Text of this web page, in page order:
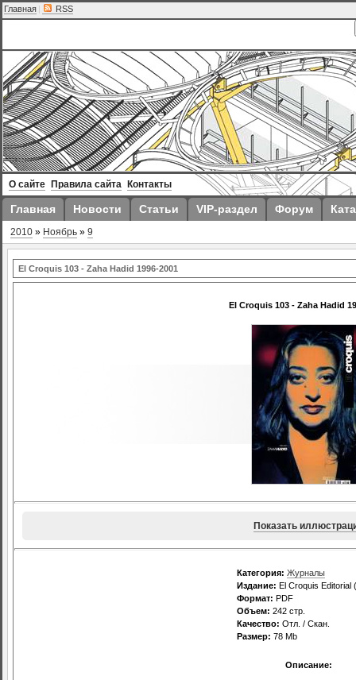
Главная | RSS
О сайте Правила сайта Контакты
Главная Новости Статьи VIP-раздел Форум
2010 » Ноябрь » 9
El Croquis 103 - Zaha Hadid 1996-2001
El Croquis 103 - Zaha Hadid
Показать
Категория: Журналы
Издание: El Croquis Editorial
Формат: PDF
Объем: 242 стр.
Качество: Отл. / Скан.
Размер: 78 Mb
Описание: